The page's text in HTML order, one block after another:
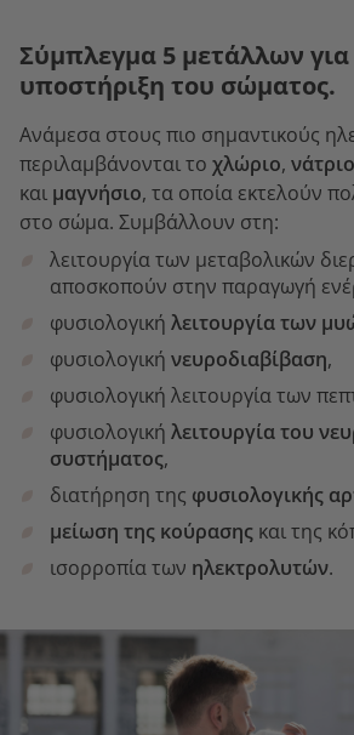
Σύμπλεγμα 5 μετάλλων
υποστήριξη του σώματος.
Ανάμεσα στους πιο σημαντικούς
περιλαμβάνονται το χλώριο, νάτριο
και μαγνήσιο, τα οποία εκτελούν
στο σώμα. Συμβάλλουν στη:
λειτουργία των μεταβολικών
αποσκοπούν στην παραγωγή
φυσιολογική λειτουργία των
φυσιολογική νευροδιαβίβαση,
φυσιολογική λειτουργία των
φυσιολογική λειτουργία του
συστήματος,
διατήρηση της φυσιολογικής
μείωση της κούρασης και της
ισορροπία των ηλεκτρολυτών.